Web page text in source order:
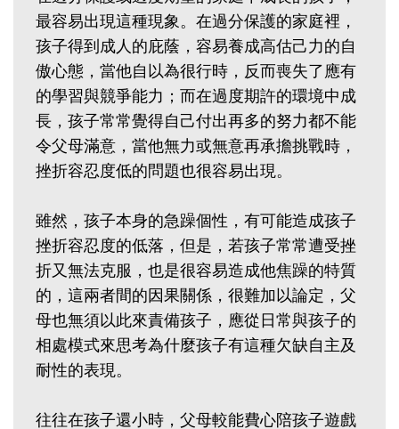
最容易出現這種現象。在過分保護的家庭裡，
孩子得到成人的庇蔭，容易養成高估己力的自
傲心態，當他自以為很行時，反而喪失了應有
的學習與競爭能力；而在過度期許的環境中成
長，孩子常常覺得自己付出再多的努力都不能
令父母滿意，當他無力或無意再承擔挑戰時，
挫折容忍度低的問題也很容易出現。
雖然，孩子本身的急躁個性，有可能造成孩子
挫折容忍度的低落，但是，若孩子常常遭受挫
折又無法克服，也是很容易造成他焦躁的特質
的，這兩者間的因果關係，很難加以論定，父
母也無須以此來責備孩子，應從日常與孩子的
相處模式來思考為什麼孩子有這種欠缺自主及
耐性的表現。
往往在孩子還小時，父母較能費心陪孩子遊戲